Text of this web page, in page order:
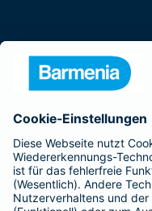
Barmenia ist